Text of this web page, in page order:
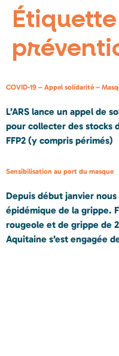
COVID-19 – Appel solidarité –
L’ARS lance un appel de
pour collecter des stocks
FFP2 (y compris périmés)
Sensibilisation au port du masque
Depuis début janvier
épidémique de la grippe.
rougeole et de grippe de
Aquitaine s’est engagée